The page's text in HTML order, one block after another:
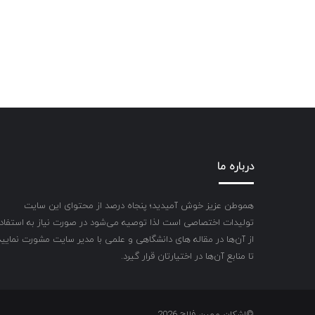
درباره ما
هموطن عزیز خوش آمیدید؛ پنجاه درصد از محتوای این سایت
تولیدات اختصاصی است لذا توصیه می‌شود در صورت نیاز به
از آن‌ها در مقاله های دانشگاهی و علمی با مدیر سایت مشورت
تا منابع آن‌ها در اختیارتان قرار گیرد.